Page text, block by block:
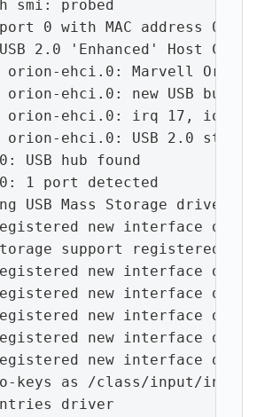
smi: probed
0 with MAC address
2.0 'Enhanced' Host
ehci.0: Marvell Orion
ehci.0: new USB bus
ehci.0: irq 17, io mem
ehci.0: USB 2.0
USB hub found
1 port detected
USB Mass Storage driver...
new interface
support registered.
new interface
new interface
new interface
new interface
new interface
keys as /class/input/input0
driver